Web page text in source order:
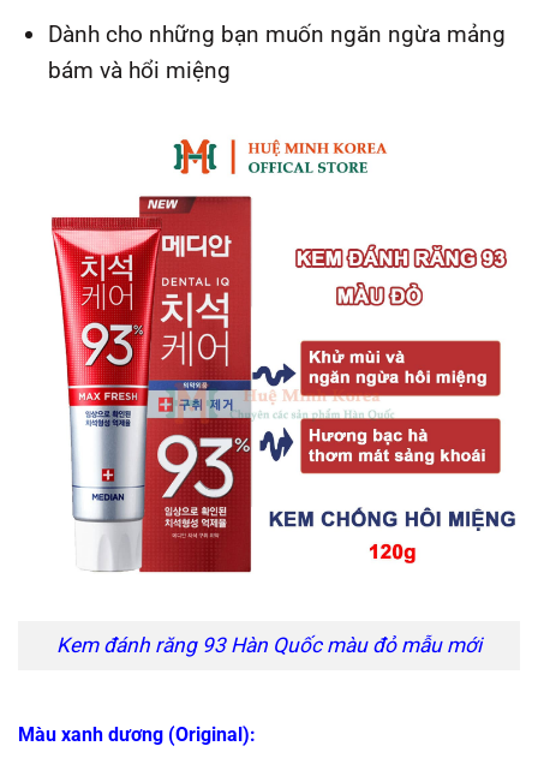
Dành cho những bạn muốn ngăn ngừa mảng
bám và hổi miệng
Kem đánh răng 93 Hàn Quốc màu đỏ mẫu mới
Màu xanh dương (Original):